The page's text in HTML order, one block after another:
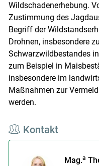
Wildschadenerhebung.
Zustimmung des
Begriff der
Drohnen, insbesondere
Schwarzwildbestandes
zum Beispiel in
insbesondere im
Maßnahmen zur
werden.
Kontakt
Mag.a